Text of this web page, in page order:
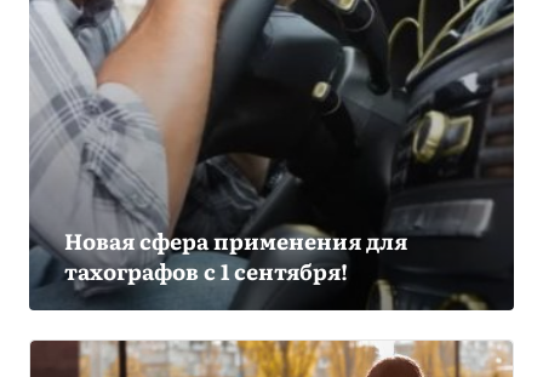
Новая сфера применения для
тахографов с 1 сентября!